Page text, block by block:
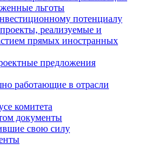
льготы
потенциалу
реализуемые и
прямых иностранных
предложения
работающие в отрасли
комитета
документы
свою силу